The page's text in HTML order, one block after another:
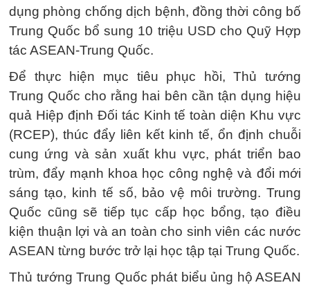
dụng phòng chống dịch bệnh, đồng thời công bố
Trung Quốc bổ sung 10 triệu USD cho Quỹ Hợp
tác ASEAN-Trung Quốc.
Để thực hiện mục tiêu phục hồi, Thủ tướng
Trung Quốc cho rằng hai bên cần tận dụng hiệu
quả Hiệp định Đối tác Kinh tế toàn diện Khu vực
(RCEP), thúc đẩy liên kết kinh tế, ổn định chuỗi
cung ứng và sản xuất khu vực, phát triển bao
trùm, đẩy mạnh khoa học công nghệ và đổi mới
sáng tạo, kinh tế số, bảo vệ môi trường. Trung
Quốc cũng sẽ tiếp tục cấp học bổng, tạo điều
kiện thuận lợi và an toàn cho sinh viên các nước
ASEAN từng bước trở lại học tập tại Trung Quốc.
Thủ tướng Trung Quốc phát biểu ủng hộ ASEAN